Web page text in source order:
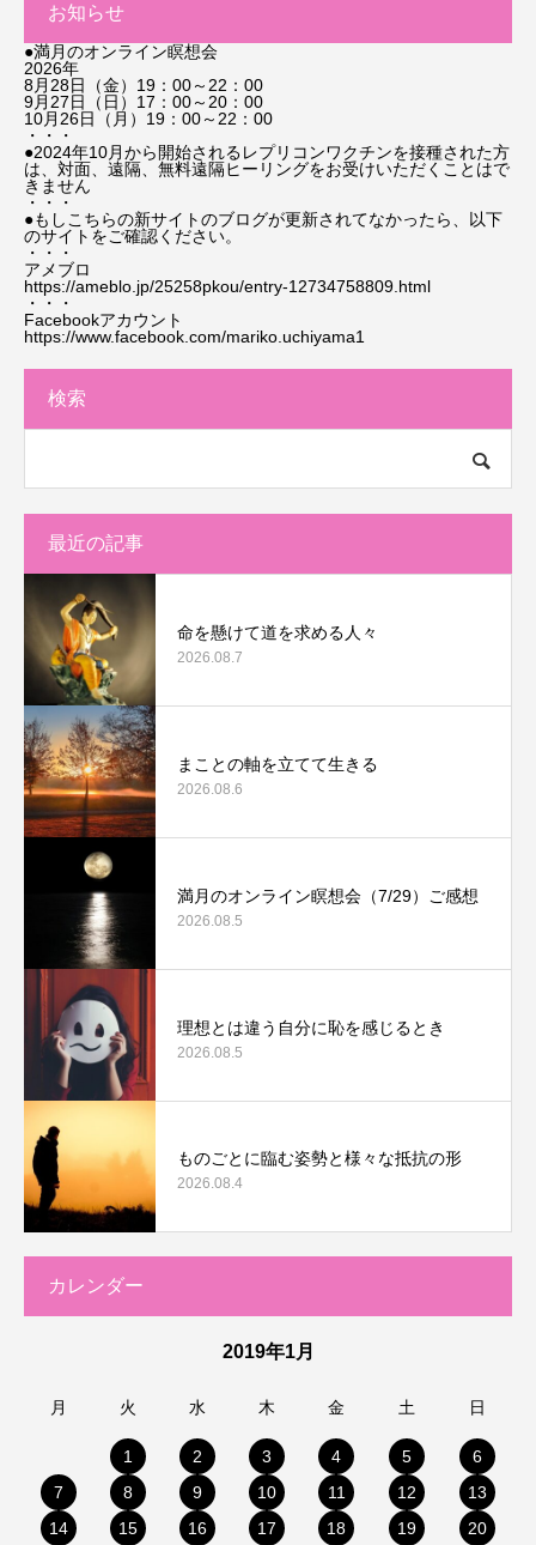
お知らせ
●満月のオンライン瞑想会
2026年
8月28日（金）19：00～22：00
9月27日（日）17：00～20：00
10月26日（月）19：00～22：00
・・・
●2024年10月から開始されるレプリコンワクチンを接種された方
は、対面、遠隔、無料遠隔ヒーリングをお受けいただくことはで
きません
・・・
●もしこちらの新サイトのブログが更新されてなかったら、以下
のサイトをご確認ください。
・・・
アメブロ
https://ameblo.jp/25258pkou/entry-12734758809.html
・・・
Facebookアカウント
https://www.facebook.com/mariko.uchiyama1
検索
最近の記事
命を懸けて道を求める人々
2026.08.7
まことの軸を立てて生きる
2026.08.6
満月のオンライン瞑想会（7/29）ご感想
2026.08.5
理想とは違う自分に恥を感じるとき
2026.08.5
ものごとに臨む姿勢と様々な抵抗の形
2026.08.4
カレンダー
2019年1月
月 火 水 木 金 土 日
1 2 3 4 5
6
7
8 9 10 11 12
13
14
15 16 17 18 19
20